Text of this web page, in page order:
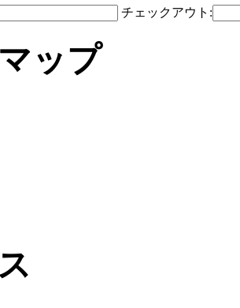
チェックアウト:
ップ